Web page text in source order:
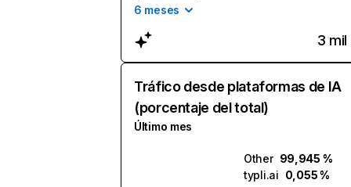
6 meses
3 mil
Tráfico desde plataformas de IA
(porcentaje del total)
Último mes
Other 99,945 %
typli.ai 0,055 %